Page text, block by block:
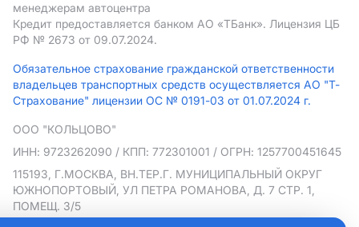
менеджерам автоцентра
Кредит предоставляется банком АO «ТБанк». Лицензия ЦБ
РФ № 2673 от 09.07.2024.
Обязательное страхование гражданской ответственности
владельцев транспортных средств осуществляется АО "Т-
Страхование" лицензии ОС № 0191-03 от 01.07.2024 г.
ООО "КОЛЬЦОВО"
ИНН: 9723262090 / КПП: 772301001 / ОГРН: 1257700451645
115193, Г.МОСКВА, ВН.ТЕР.Г. МУНИЦИПАЛЬНЫЙ ОКРУГ
ЮЖНОПОРТОВЫЙ, УЛ ПЕТРА РОМАНОВА, Д. 7 СТР. 1,
ПОМЕЩ. 3/5